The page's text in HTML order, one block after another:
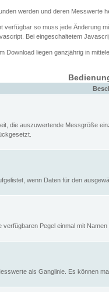
werden und deren Messwerte
verfügbar so muss jede Änderung
Bei eingeschaltetem
Download liegen ganzjährig in
die auszuwertende Messgröße
wenn Daten für den
verfügbaren Pegel einmal mit
als Ganglinie. Es können